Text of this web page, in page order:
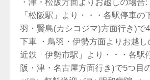
・津・松阪方面よりお越しの場合
「松阪駅」より・・・各駅停車の
羽・賢島(カシコジマ)方面行き)で
下車 ・鳥羽・伊勢方面よりお越し
近鉄「伊勢市駅」より・・・各駅
阪・津・名古屋方面行き)で5つ目